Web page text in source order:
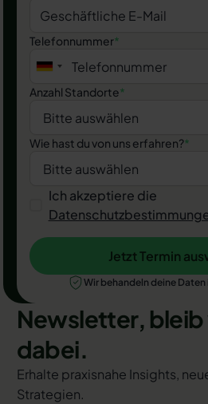
Telefonnummer*
Anzahl Standorte*
Wie hast du von uns erfahren?*
Ich akzeptiere die
Jetzt Termin auswählen
Jetzt Termin
Wir behandeln deine
Newsletter,
dabei.
Erhalte praxisnahe Insights,
Strategien.